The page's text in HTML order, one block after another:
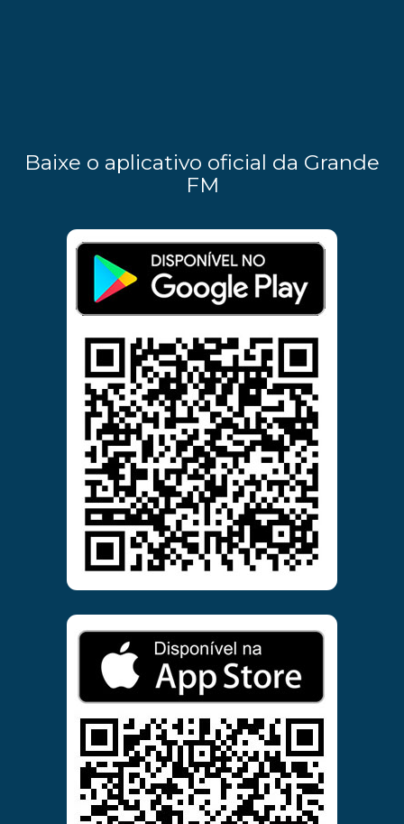
Baixe o aplicativo oficial da Grande
FM